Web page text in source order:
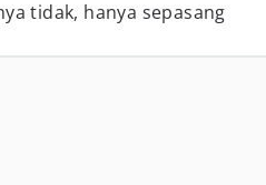
tidak, hanya sepasang